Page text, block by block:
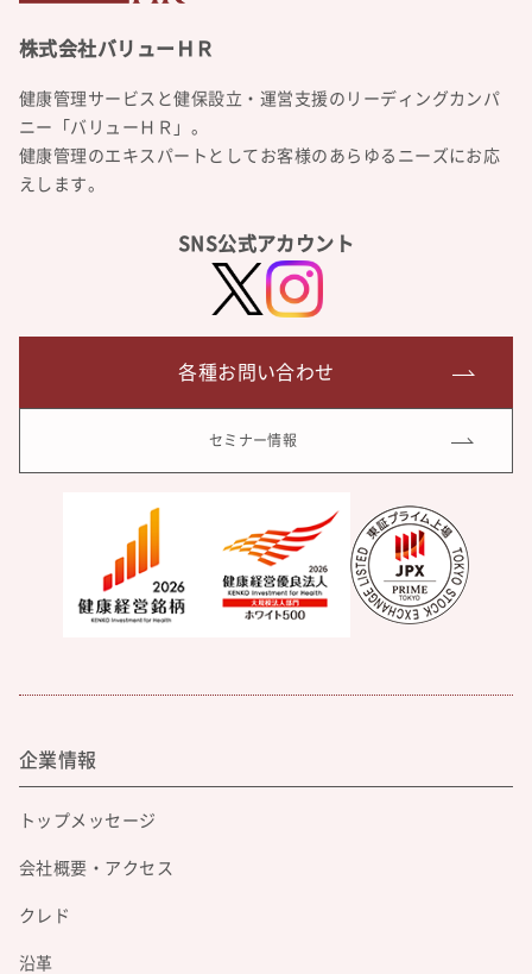
健康管理サービスと健保設立・運営支援のリーディングカンパ
ニー「バリューＨＲ」。
健康管理のエキスパートとしてお客様のあらゆるニーズにお応
えします。
SNS公式アカウント
各種お問い合わせ
セミナー情報
企業情報
トップメッセージ
会社概要・アクセス
クレド
沿革